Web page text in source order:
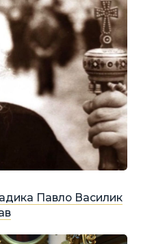
Павло Василик